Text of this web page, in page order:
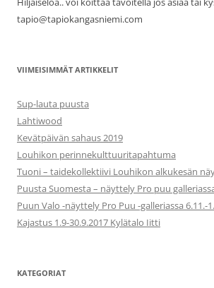
tapio@tapiokangasniemi.com
VIIMEISIMMÄT ARTIKKELIT
Sup-lauta puusta
Lahtiwood
Kevätpäivän sahaus 2019
Louhikon perinnekulttuuritapahtuma
Tuoni – taidekollektiivi Louhikon alkukesän
Puusta Suomesta – näyttely Pro puu
Puun Valo -näyttely Pro Puu -galleriassa 6.11.-
Kajastus 1.9-30.9.2017 Kylätalo Iitti
KATEGORIAT